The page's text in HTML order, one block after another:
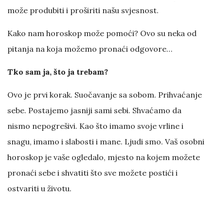
može produbiti i proširiti našu svjesnost.
Kako nam horoskop može pomoći? Ovo su neka od
pitanja na koja možemo pronaći odgovore…
Tko sam ja, što ja trebam?
Ovo je prvi korak. Suočavanje sa sobom. Prihvaćanje
sebe. Postajemo jasniji sami sebi. Shvaćamo da
nismo nepogrešivi. Kao što imamo svoje vrline i
snagu, imamo i slabosti i mane. Ljudi smo. Vaš osobni
horoskop je vaše ogledalo, mjesto na kojem možete
pronaći sebe i shvatiti što sve možete postići i
ostvariti u životu.